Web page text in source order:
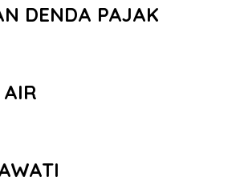
DENDA PAJAK